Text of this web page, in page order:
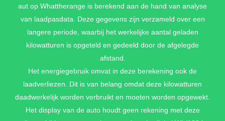
€ 7.995,-
M SPORTPAKKET
20 inch lichtmetalen M wielen Aerodynamics (styling 907 M) in
Bicolor Jet Black + Raamomlijsting M hoogglans Shadow Line +
M Sport exterieurpakket + M SPORT INTERIEUR + M Sport
interieurpakket + M Sportstuurwiel met leder bekleed inclusief
aut op Whattherange is berekend aan de hand van analyse
van laadpasdata. Deze gegevens zijn verzameld over een
langere periode, waarbij het werkelijke aantal geladen
kilowatturen is opgeteld en gedeeld door de afgelegde
afstand.
Het energiegebruik omvat in deze berekening ook de
laadverliezen. Dit is van belang omdat deze kilowatturen
daadwerkelijk worden verbruikt en moeten worden opgewekt.
Het display van de auto houdt geen rekening met deze